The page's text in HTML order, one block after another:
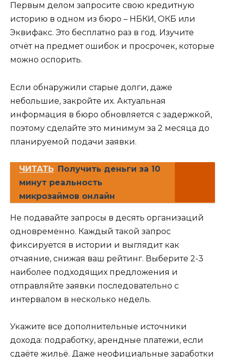
Первым делом запросите свою кредитную
историю в одном из бюро – НБКИ, ОКБ или
Эквифакс. Это бесплатно раз в год. Изучите
отчёт на предмет ошибок и просрочек, которые
можно оспорить.
Если обнаружили старые долги, даже
небольшие, закройте их. Актуальная
информация в бюро обновляется с задержкой,
поэтому сделайте это минимум за 2 месяца до
планируемой подачи заявки.
ЧИТАТЬ Получить деньги за 10
минут реальность
микрозаймов онлайн
Не подавайте запросы в десять организаций
одновременно. Каждый такой запрос
фиксируется в истории и выглядит как
отчаяние, снижая ваш рейтинг. Выберите 2-3
наиболее подходящих предложения и
отправляйте заявки последовательно с
интервалом в несколько недель.
Укажите все дополнительные источники
дохода: подработку, арендные платежи, если
сдаёте жильё. Даже неофициальные заработки